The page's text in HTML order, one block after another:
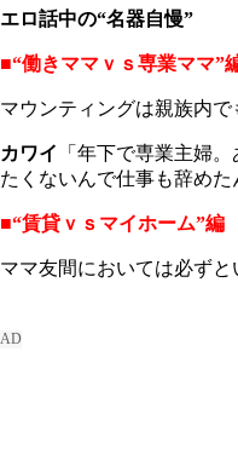
エロ話中の“名器自慢”
■“働きママｖｓ専業ママ”
マウンティングは親族内
カワイ
「年下で専業主婦
たくないんで仕事も辞め
■“賃貸ｖｓマイホーム”編
ママ友間においては必ず